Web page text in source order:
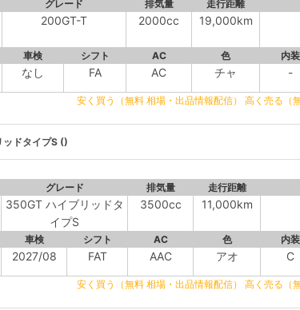
グレード 排気量 走行距離
200GT-T 2000cc 19,000km
車検 シフト AC 色 内装
なし FA AC チャ -
安く買う（無料 相場・出品情報配信） 高く売る（
ドタイプS ()
グレード 排気量 走行距離
350GT ハイブリッドタ
イプS
3500cc 11,000km
車検 シフト AC 色 内装
2027/08 FAT AAC アオ C
安く買う（無料 相場・出品情報配信） 高く売る（